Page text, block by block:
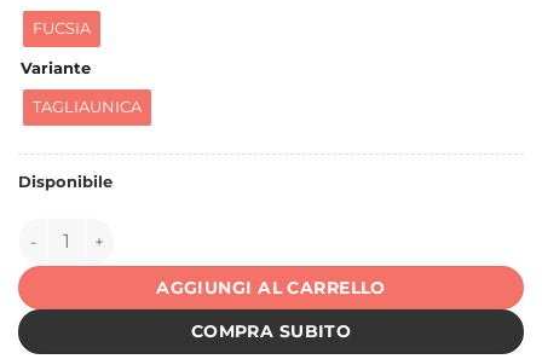
FUCSIA
Variante
TAGLIAUNICA
Disponibile
151094 quantità
AGGIUNGI AL CARRELLO
COMPRA SUBITO